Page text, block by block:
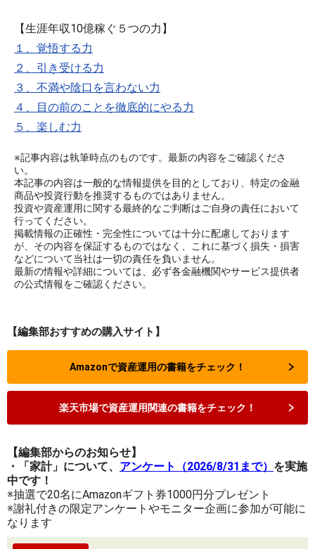
【生涯年収10億稼ぐ５つの力】
１、覚悟する力
２、引き受ける力
３、不満や陰口を言わない力
４、目の前のことを徹底的にやる力
５、楽しむ力
※記事内容は執筆時点のものです。最新の内容をご確認くださ
い。
本記事の内容は一般的な情報提供を目的としており、特定の金融
商品や投資行動を推奨するものではありません。
投資や資産運用に関する最終的なご判断はご自身の責任において
行ってください。
掲載情報の正確性・完全性については十分に配慮しております
が、その内容を保証するものではなく、これに基づく損失・損害
などについて当社は一切の責任を負いません。
最新の情報や詳細については、必ず各金融機関やサービス提供者
の公式情報をご確認ください。
【編集部おすすめの購入サイト】
Amazonで資産運用の書籍をチェック！
楽天市場で資産運用関連の書籍をチェック！
【編集部からのお知らせ】
・「家計」について、 アンケート（2026/8/31まで） を実施
中です！
※抽選で20名にAmazonギフト券1000円分プレゼント
※謝礼付きの限定アンケートやモニター企画に参加が可能に
なります